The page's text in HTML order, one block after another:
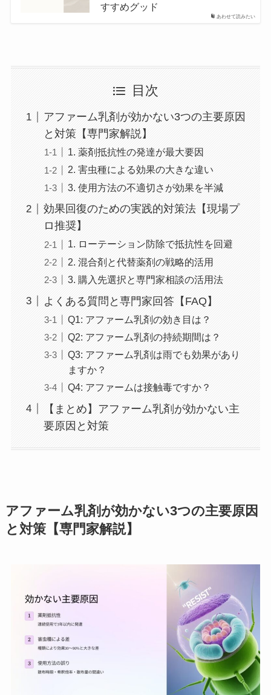
あわせて読みたい
すすめグッド
目次
アファーム乳剤が効かない3つの主要原因
と対策【専門家解説】
1. 薬剤抵抗性の発達が最大要因
2. 害虫種による効果の大きな違い
3. 使用方法の不適切さが効果を半減
効果回復のための実践的対策法【現場プ
ロ推奨】
1. ローテーション防除で抵抗性を回避
2. 混合剤と代替薬剤の戦略的活用
3. 購入先選択と専門家相談の活用法
よくある質問と専門家回答【FAQ】
Q1: アファーム乳剤の効き目は？
Q2: アファーム乳剤の持続期間は？
Q3: アファーム乳剤は雨でも効果があり
ますか？
Q4: アファームは接触毒ですか？
【まとめ】アファーム乳剤が効かない主
要原因と対策
アファーム乳剤が効かない3つの主要原因
と対策【専門家解説】